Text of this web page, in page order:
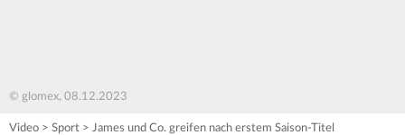
© glomex, 08.12.2023
Video > Sport > James und Co. greifen nach erstem Saison-Titel